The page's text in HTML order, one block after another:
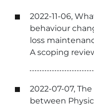
2022-11-06,
behaviour
loss
A scoping
2022-07-07,
between